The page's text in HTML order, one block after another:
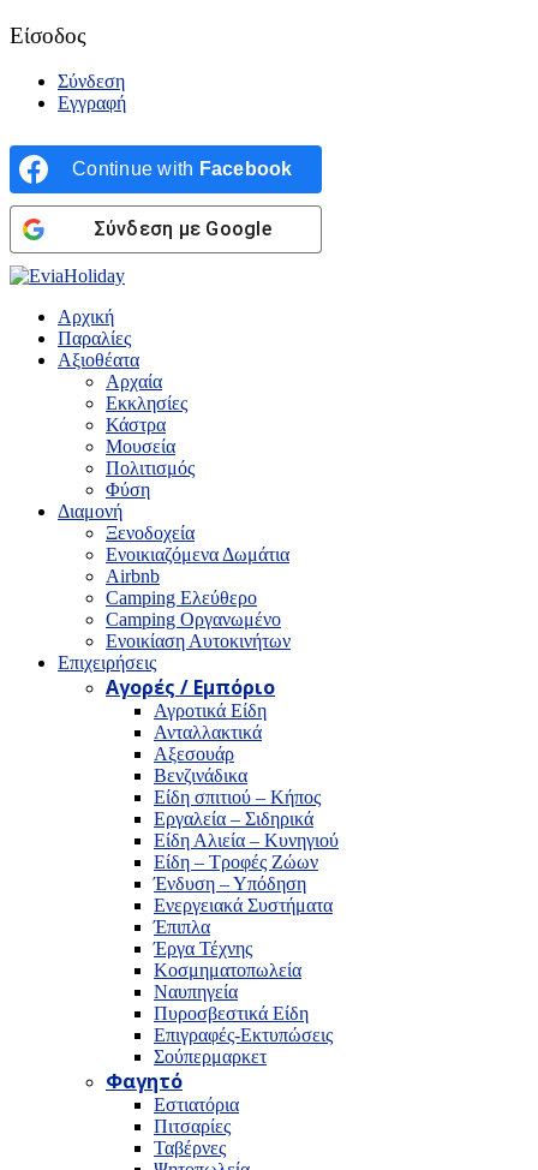
Είσοδος
Σύνδεση
Εγγραφή
Continue with Facebook
Σύνδεση με Google
Αρχική
Παραλίες
Αξιοθέατα
Αρχαία
Εκκλησίες
Κάστρα
Μουσεία
Πολιτισμός
Φύση
Διαμονή
Ξενοδοχεία
Ενοικιαζόμενα Δωμάτια
Airbnb
Camping Ελεύθερο
Camping Οργανωμένο
Ενοικίαση Αυτοκινήτων
Επιχειρήσεις
Αγορές / Εμπόριο
Αγροτικά Είδη
Ανταλλακτικά
Αξεσουάρ
Βενζινάδικα
Είδη σπιτιού – Κήπος
Εργαλεία – Σιδηρικά
Είδη Αλιεία – Κυνηγιού
Είδη – Τροφές Ζώων
Ένδυση – Υπόδηση
Ενεργειακά Συστήματα
Έπιπλα
Έργα Τέχνης
Κοσμηματοπωλεία
Ναυπηγεία
Πυροσβεστικά Είδη
Επιγραφές-Εκτυπώσεις
Σούπερμαρκετ
Φαγητό
Εστιατόρια
Πιτσαρίες
Ταβέρνες